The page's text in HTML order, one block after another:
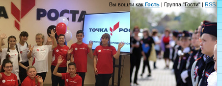
Вы вошли какГость | Группа "Гости" | RSS